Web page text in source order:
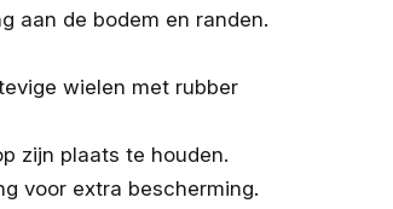
aan de bodem en randen.
wielen met rubber
zijn plaats te houden.
voor extra bescherming.